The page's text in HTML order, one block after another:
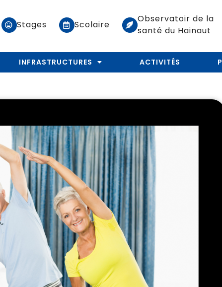
Stages Scolaire
Observatoir de la
santé du Hainaut
INFRASTRUCTURES ACTIVITÉS